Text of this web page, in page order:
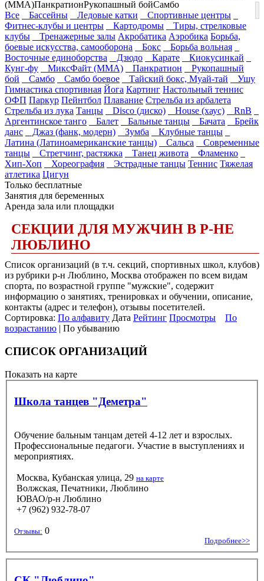
(ММА)ПанкратионРукопашный бойСамбо
Все
Бассейны Ледовые катки
Спортивные центры
Фитнес-клубы и центры
Картодромы
Тиры, стрелковые
клубы
Тренажерные залы Акробатика Аэробика Борьба,
боевые искусства, самооборона
Бокс
Борьба вольная
Восточные единоборства
Дзюдо Карате
Киокусинкай
Кунг-фу
МиксФайт (ММА) Панкратион
Рукопашный
бой
Самбо Самбо боевое Тайский бокс, Муай-тай
Ушу
Гимнастика спортивная Йога Картинг Настольный теннис
ОФП Паркур Пейнтбол Плавание Стрельба из арбалета
Стрельба из лука Танцы Disco (диско) House (хаус)
RnB
Аргентинское танго
Балет Бальные танцы Бачата
Брейк
данс
Джаз (фанк, модерн) Зумба
Клубные танцы
Латина (Латиноамериканские танцы)
Сальса
Современные
танцы
Стретчинг, растяжка Танец живота
Фламенко
Хип-Хоп
Хореография Эстрадные танцы Теннис Тяжелая
атлетика Цигун
Только бесплатные
Занятия для беременных
Аренда зала или площадки
СЕКЦИИ ДЛЯ МУЖЧИН В Р-НЕ
ЛЮБЛИНО
Список организаций (в т.ч. секций, спортивных школ, клубов)
из рубрики р-н Люблино, Москва отображен по всем видам
спорта, по возрастной группе "мужские", содержит
информацию о занятиях, тренировках и обучении, описание,
контакты (адрес и телефон), отзывы посетителей.
Сортировка: По алфавиту Дата Рейтинг Просмотры
По
возрастанию | По убыванию
СПИСОК ОРГАНИЗАЦИЙ
Показать на карте
Школа танцев "Деметра"
Обучение бальным танцам детей 4-12 лет и взрослых.
Профессиональные педагоги. Участие в выступлениях и
мероприятиях.
Москва, Кубанская улица, 29 на карте
Волжская, Печатники, Люблино
ЮВАО/р-н Люблино
+7 (962) 932-78-07
Отзывы: 0
Подробнее>>